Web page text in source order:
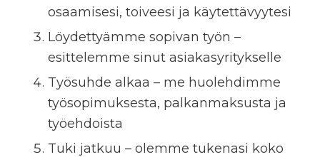
osaamisesi, toiveesi ja käytettävyytesi
Löydettyämme sopivan työn –
esittelemme sinut asiakasyritykselle
Työsuhde alkaa – me huolehdimme
työsopimuksesta, palkanmaksusta ja
työehdoista
Tuki jatkuu – olemme tukenasi koko